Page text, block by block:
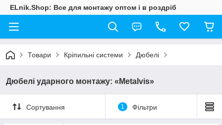
ELnik.Shop: Все для монтажу оптом і в роздріб
Товари Кріпильні системи Дюбелі
Дюбелі ударного монтажу: «Metalvis»
Сортування 1 Фільтри